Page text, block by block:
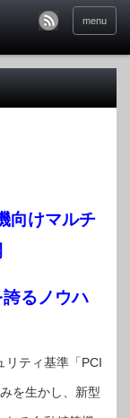
menu
向けマルチ
るノウハ
リティ基準「PCI
を生かし、新型